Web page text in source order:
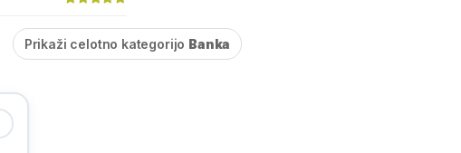
Prikaži celotno kategorijo Banka